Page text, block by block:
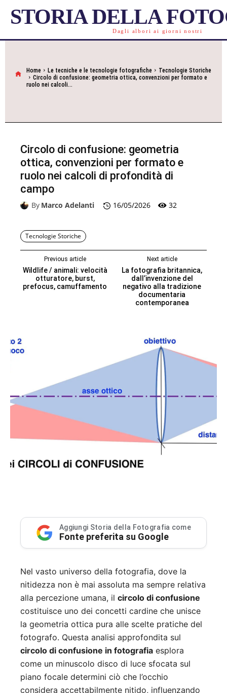
STORIA DELLA
Dagli albori ai giorni nostri
Home Le tecniche e le tecnologie fotografiche
Tecnologie Storiche
Circolo di confusione: geometria ottica, convenzioni per formato e
ruolo nei calcoli...
Circolo di confusione: geometria
ottica, convenzioni per formato e
ruolo nei calcoli di profondità di
campo
By Marco Adelanti 16/05/2026 32
Tecnologie Storiche
Previous article
Wildlife / animali: velocità
otturatore, burst,
prefocus, camuffamento
Next article
La fotografia britannica,
dall’invenzione del
negativo alla tradizione
documentaria
contemporanea
Aggiungi Storia della Fotografia come
Fonte preferita su Google
Nel vasto universo della fotografia, dove la
nitidezza non è mai assoluta ma sempre relativa
alla percezione umana, il circolo di confusione
costituisce uno dei concetti cardine che unisce
la geometria ottica pura alle scelte pratiche del
fotografo. Questa analisi approfondita sul
circolo di confusione in fotografia esplora
come un minuscolo disco di luce sfocata sul
piano focale determini ciò che l’occhio
considera accettabilmente nitido, influenzando